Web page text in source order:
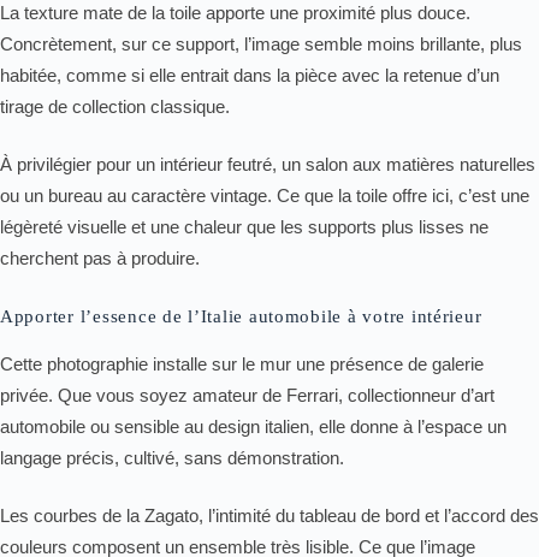
La texture mate de la toile apporte une proximité plus douce.
Concrètement, sur ce support, l’image semble moins brillante, plus
habitée, comme si elle entrait dans la pièce avec la retenue d’un
tirage de collection classique.
À privilégier pour un intérieur feutré, un salon aux matières naturelles
ou un bureau au caractère vintage. Ce que la toile offre ici, c’est une
légèreté visuelle et une chaleur que les supports plus lisses ne
cherchent pas à produire.
Apporter l’essence de l’Italie automobile à votre intérieur
Cette photographie installe sur le mur une présence de galerie
privée. Que vous soyez amateur de Ferrari, collectionneur d’art
automobile ou sensible au design italien, elle donne à l’espace un
langage précis, cultivé, sans démonstration.
Les courbes de la Zagato, l’intimité du tableau de bord et l’accord des
couleurs composent un ensemble très lisible. Ce que l’image